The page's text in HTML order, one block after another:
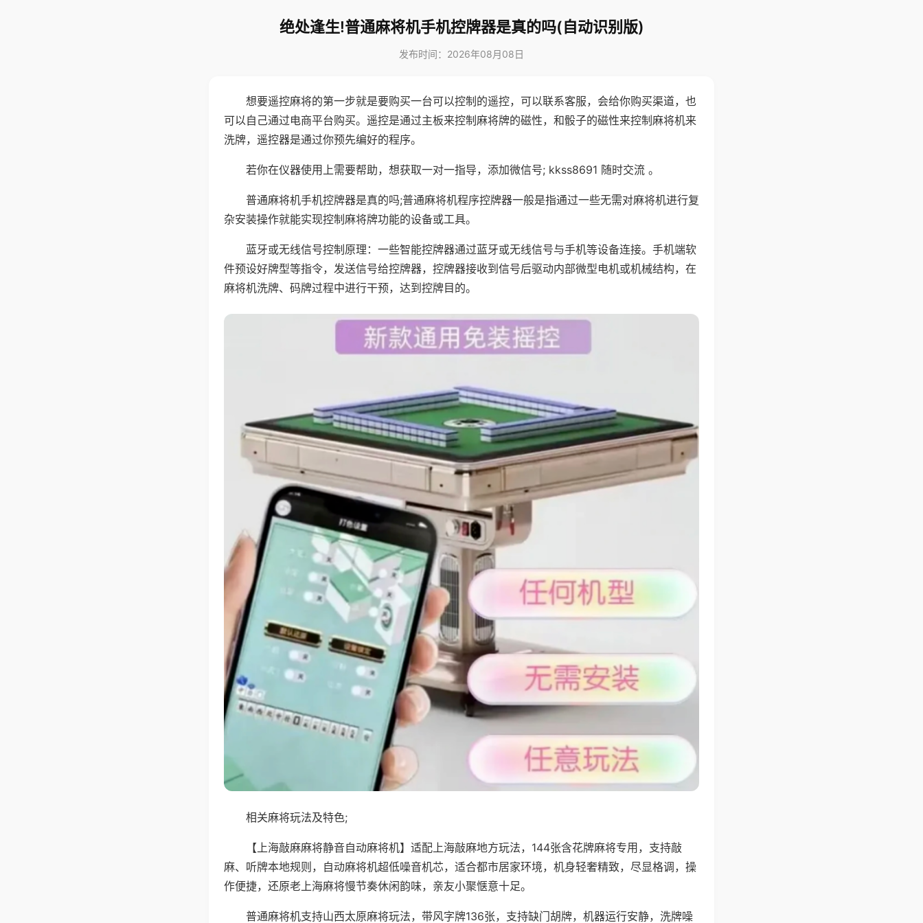
绝处逢生!普通麻将机手机控牌器是真的吗(自动识别版)
发布时间：2026年08月08日
想要遥控麻将的第一步就是要购买一台可以控制的遥控，可以联系客服，会给你购买渠道，也
可以自己通过电商平台购买。遥控是通过主板来控制麻将牌的磁性，和骰子的磁性来控制麻将机来
洗牌，遥控器是通过你预先编好的程序。
若你在仪器使用上需要帮助，想获取一对一指导，添加微信号; kkss8691 随时交流 。
普通麻将机手机控牌器是真的吗;普通麻将机程序控牌器一般是指通过一些无需对麻将机进行复
杂安装操作就能实现控制麻将牌功能的设备或工具。
蓝牙或无线信号控制原理：一些智能控牌器通过蓝牙或无线信号与手机等设备连接。手机端软
件预设好牌型等指令，发送信号给控牌器，控牌器接收到信号后驱动内部微型电机或机械结构，在
麻将机洗牌、码牌过程中进行干预，达到控牌目的。
相关麻将玩法及特色;
【上海敲麻麻将静音自动麻将机】适配上海敲麻地方玩法，144张含花牌麻将专用，支持敲
麻、听牌本地规则，自动麻将机超低噪音机芯，适合都市居家环境，机身轻奢精致，尽显格调，操
作便捷，还原老上海麻将慢节奏休闲韵味，亲友小聚惬意十足。
普通麻将机支持山西太原麻将玩法，带风字牌136张，支持缺门胡牌，机器运行安静，洗牌噪